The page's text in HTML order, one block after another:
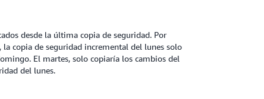
desde la última copia de seguridad. Por
copia de seguridad incremental del lunes solo
El martes, solo copiaría los cambios del
del lunes.